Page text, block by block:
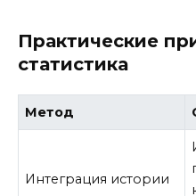
Практические
статистика
Метод
Интеграция истории